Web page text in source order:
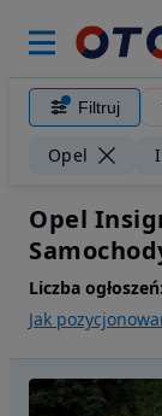
Filtruj
Opel
Opel
Liczba ogłoszeń:
Jak